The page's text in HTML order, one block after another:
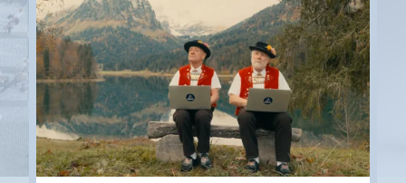
Anwil
Appenzell
Au SG
Baar
Baden
Balsthal
Balzers